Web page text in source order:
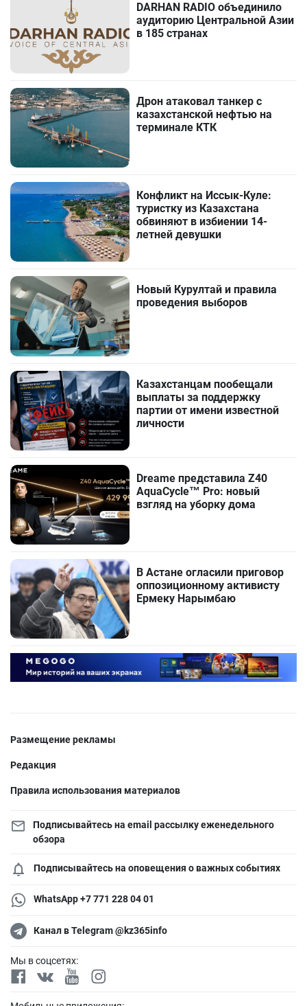
DARHAN RADIO объединило
аудиторию Центральной Азии
в 185 странах
Дрон атаковал танкер с
казахстанской нефтью на
терминале КТК
Конфликт на Иссык-Куле:
туристку из Казахстана
обвиняют в избиении 14-
летней девушки
Новый Курултай и правила
проведения выборов
Казахстанцам пообещали
выплаты за поддержку
партии от имени известной
личности
Dreame представила Z40
AquaCycle™ Pro: новый
взгляд на уборку дома
В Астане огласили приговор
оппозиционному активисту
Ермеку Нарымбаю
Размещение рекламы
Редакция
Правила использования материалов
Подписывайтесь на email рассылку еженедельного
обзора
Подписывайтесь на оповещения о важных событиях
WhatsApp +7 771 228 04 01
Канал в Telegram @kz365info
Мы в соцсетях: